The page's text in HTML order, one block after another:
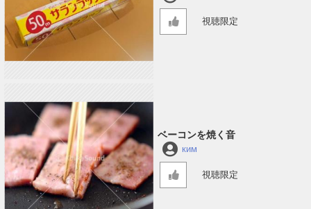
視聴限定
ベーコンを焼く音
ким
視聴限定